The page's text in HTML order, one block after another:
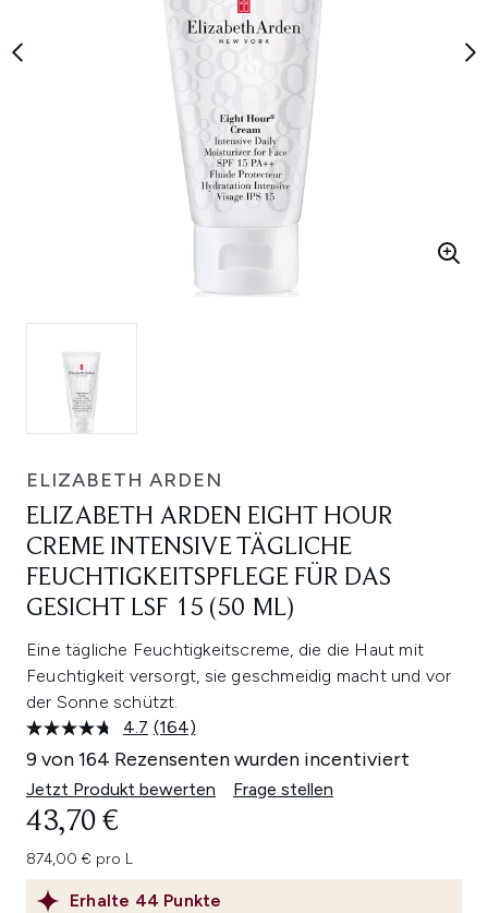
ELIZABETH ARDEN
ELIZABETH ARDEN EIGHT HOUR
CREME INTENSIVE TÄGLICHE
FEUCHTIGKEITSPFLEGE FÜR DAS
GESICHT LSF 15 (50 ML)
Eine tägliche Feuchtigkeitscreme, die die Haut mit
Feuchtigkeit versorgt, sie geschmeidig macht und vor
der Sonne schützt.
4.7 164
Bewertungen
lesen.
Link
(164)
9 von 164 Rezensenten wurden incentiviert
Jetzt Produkt bewerten Frage stellen
Erhalte 44 Punkte
43,70 €
874,00 € pro L